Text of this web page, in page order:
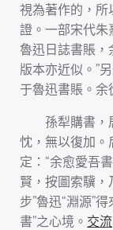
視為著作的，所
證。一部宋代朱
魯迅日誌書賬，
版本亦近似。”
于魯迅書賬。余
孫犁購書，
忱，無以復加。
定：“余愈愛吾
賢，按圖索驥，
步”魯迅“淵源”
書”之心境。 交流